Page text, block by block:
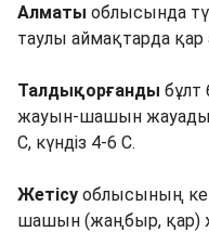
Алматы облысында
таулы аймақтарда
Талдықорғанды ​​бұлт
жауын-шашын жауады.
С, күндіз 4-6 С.
Жетісу облысының
шашын (жаңбыр, қар)